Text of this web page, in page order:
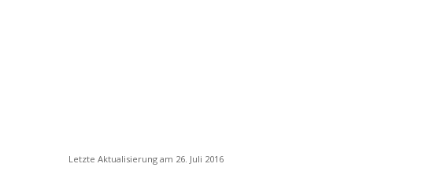
Letzte Aktualisierung am 26. Juli 2016